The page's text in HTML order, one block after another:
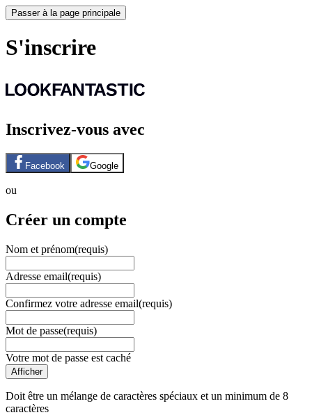
Passer à la page principale
S'inscrire
Inscrivez-vous avec
Facebook Google
ou
Créer un compte
Nom et prénom(requis)
Adresse email(requis)
Confirmez votre adresse email(requis)
Mot de passe(requis)
Votre mot de passe est caché
Afficher
Doit être un mélange de caractères spéciaux et un minimum de 8
caractères